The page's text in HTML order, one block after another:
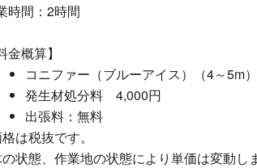
時間：2時間
金概算】
コニファー（ブルーアイス）（4～5m
発生材処分料 4,000円
出張料：無料
は税抜です。
状態、作業地の状態により単価は変動し